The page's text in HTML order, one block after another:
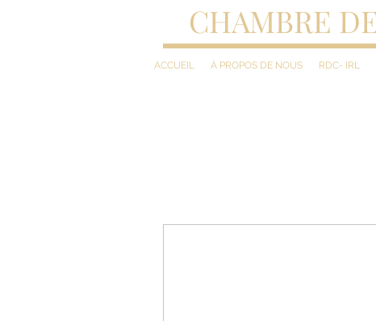
CHAMBRE
ACCUEIL À PROPOS DE NOUS RDC- IRL